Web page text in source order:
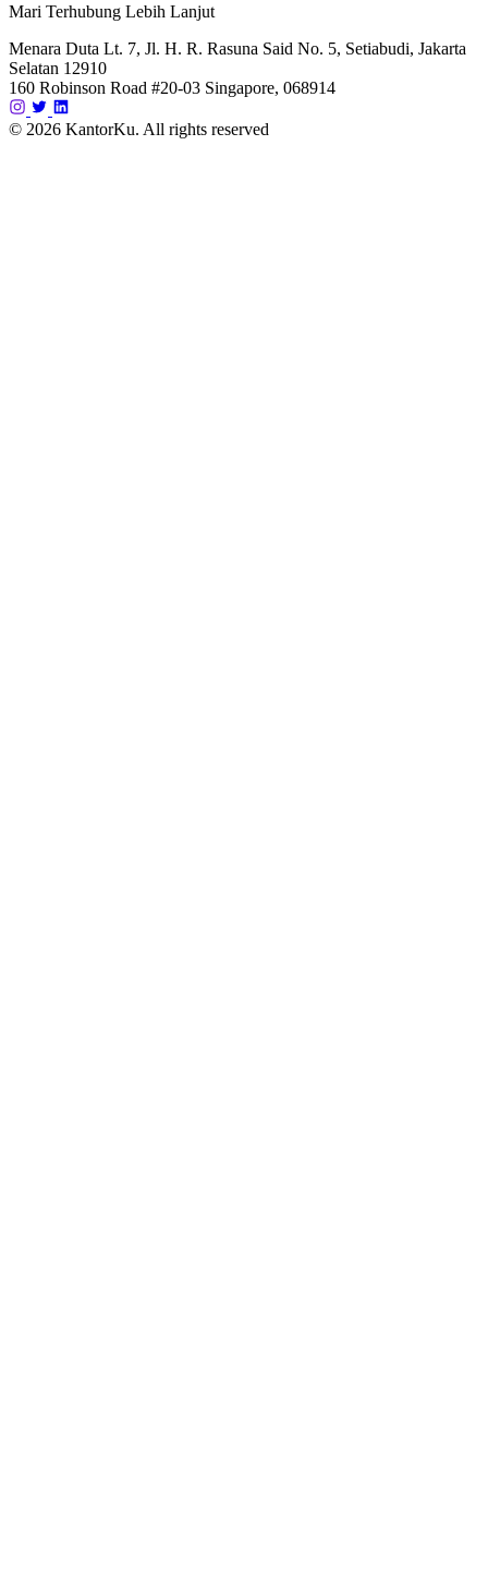
Mari Terhubung Lebih Lanjut
Menara Duta Lt. 7, Jl. H. R. Rasuna Said No. 5, Setiabudi, Jakarta
Selatan 12910
160 Robinson Road #20-03 Singapore, 068914
© 2026 KantorKu. All rights reserved